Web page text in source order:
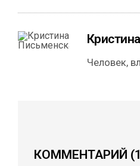
Человек,
КОММЕНТАРИЙ